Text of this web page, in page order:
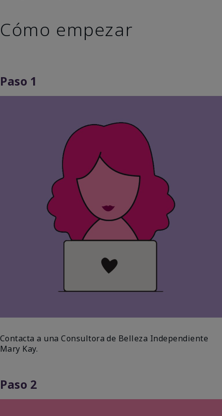
Cómo empezar
Paso 1
Contacta a una Consultora de Belleza Independiente
Mary Kay.
Paso 2